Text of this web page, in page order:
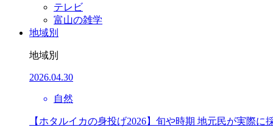
テレビ
富山の雑学
地域別
地域別
2026.04.30
自然
【ホタルイカの身投げ2026】旬や時期 地元民が実際に